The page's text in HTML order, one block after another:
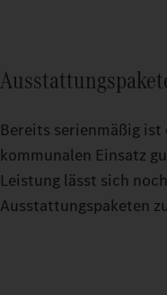
Bereits serienmäßig
kommunalen Einsatz
Leistung lässt sich
Ausstattungspaketen